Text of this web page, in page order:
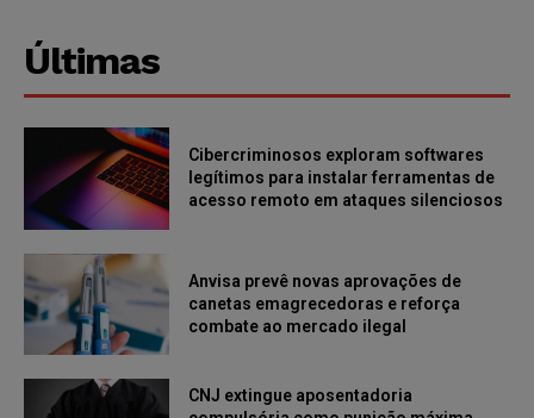
Últimas
Cibercriminosos exploram softwares
legítimos para instalar ferramentas de
acesso remoto em ataques silenciosos
Anvisa prevê novas aprovações de
canetas emagrecedoras e reforça
combate ao mercado ilegal
CNJ extingue aposentadoria